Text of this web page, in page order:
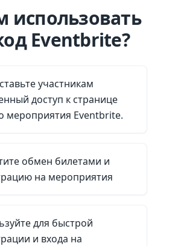
использовать
Eventbrite?
участникам
доступ к странице
мероприятия Eventbrite.
обмен билетами и
на мероприятия
для быстрой
и входа на